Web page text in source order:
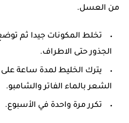
من العسل.
تخلط المكونات جيدا ثم
الجذور حتى الاطراف.
يترك الخليط لمدة ساعة
الشعر بالماء الفاتر والشامبو.
تكرر مرة واحدة في الأسبوع.